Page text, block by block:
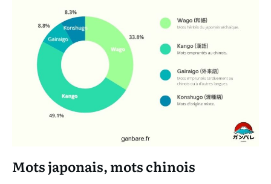
Mots japonais, mots chinois